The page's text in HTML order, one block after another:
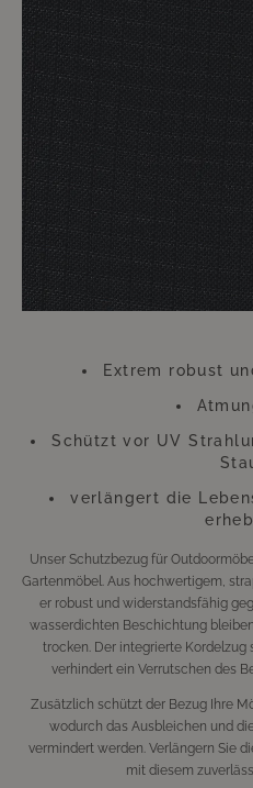
Ihre Möbel mit diesen Überzügen
Handumdrehen erledigt. Der
länger an. Die Überwürfe trotzen zu
anderen ungünstigen
sollten Sie also keinesfalls
Hundertfach auszahlen, so dass
aussehenden Möbeln
Bitte beachten Sie, dass sich die
farblich verändern können. Dies
Funktion, noch die Langlebigkeit des
Extrem robust
Schützt vor UV
verlängert die
Unser Schutzbezug für
Gartenmöbel. Aus hochwertigem,
er robust und widerstandsfähig
wasserdichten Beschichtung
trocken. Der integrierte
verhindert ein Verrutschen des
Zusätzlich schützt der Bezug Ihre
wodurch das Ausbleichen und
vermindert werden. Verlängern Sie
mit diesem